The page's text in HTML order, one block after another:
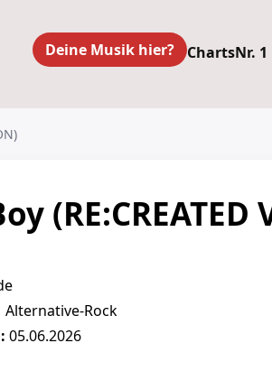
Deine Musik hier? ChartsNr.
(RE:CREATED
Alternative-Rock
05.06.2026